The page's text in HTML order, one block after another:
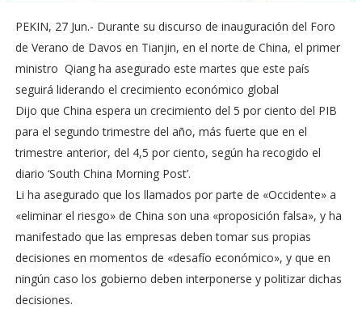
PEKIN, 27 Jun.- Durante su discurso de inauguración del Foro
de Verano de Davos en Tianjin, en el norte de China, el primer
ministro Qiang ha asegurado este martes que este país
seguirá liderando el crecimiento económico global
Dijo que China espera un crecimiento del 5 por ciento del PIB
para el segundo trimestre del año, más fuerte que en el
trimestre anterior, del 4,5 por ciento, según ha recogido el
diario ‘South China Morning Post’.
Li ha asegurado que los llamados por parte de «Occidente» a
«eliminar el riesgo» de China son una «proposición falsa», y ha
manifestado que las empresas deben tomar sus propias
decisiones en momentos de «desafío económico», y que en
ningún caso los gobierno deben interponerse y politizar dichas
decisiones.